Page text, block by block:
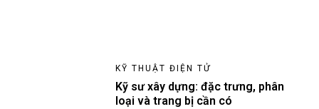
KỸ THUẬT ĐIỆN TỬ
Kỹ sư xây dựng: đặc trưng, phân
loại và trang bị cần có